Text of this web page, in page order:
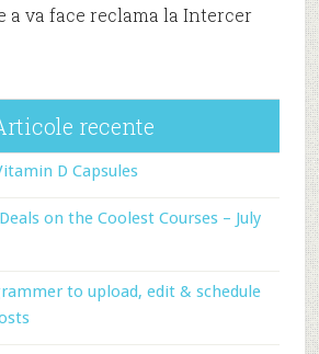
a va face reclama la Intercer
recente
D Capsules
on the Coolest Courses – July
to upload, edit & schedule